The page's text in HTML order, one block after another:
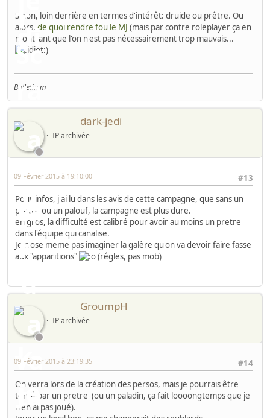
Sinon, loin derrière en termes d'intérêt: druide ou prêtre. Ou
alors, de quoi rendre fou le MJ (mais par contre roleplayer ça en
montrant que l'on n'est pas nécessairement trop mauvais...
)
Bulletin m
dark-jedi
IP archivée
#13
09 Février 2015 à 19:10:00
Pour infos, j ai lu dans les avis de cette campagne, que sans un
pretre ou un palouf, la campagne est plus dure.
en gros, la difficulté est calibré pour avoir au moins un pretre
dans l'équipe qui canalise.
Je n'ose meme pas imaginer la galère qu'on va devoir faire fasse
aux "apparitions"
(régles, pas mob)
GroumpH
IP archivée
#14
09 Février 2015 à 23:19:35
On verra lors de la création des persos, mais je pourrais être
tenté par un pretre (ou un paladin, ça fait loooongtemps que je
n'en ai pas joué).